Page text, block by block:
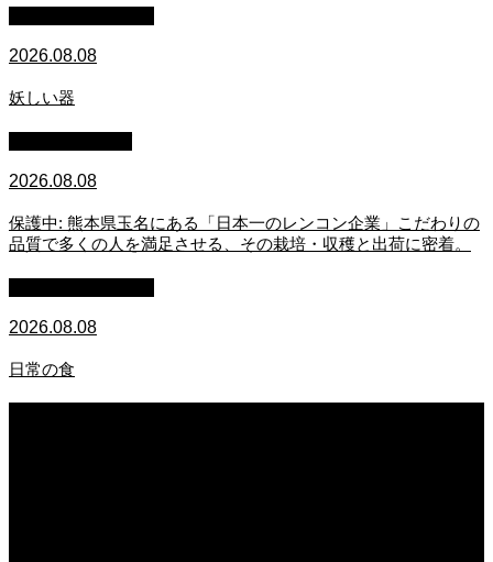
2026.08.08
妖しい器
2026.08.08
保護中: 熊本県玉名にある「日本一のレンコン企業」こだわりの
品質で多くの人を満足させる、その栽培・収穫と出荷に密着。
2026.08.08
日常の食